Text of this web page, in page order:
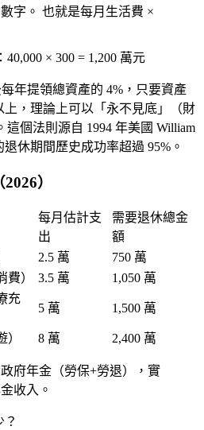
字。 也就是每月生活費 ×
× 300 = 1,200 萬元
年提領總資產的 4%，只要資產
上，理論上可以「永不見底」（財
個法則源自 1994 年美國 William
休期間歷史成功率超過 95%。
）
每月估計支
出
需要退休總金
額
2.5 萬
750 萬
）
3.5 萬
1,050 萬
充
5 萬 1,500 萬
8 萬 2,400 萬
府年金（勞保+勞退），實
收入。